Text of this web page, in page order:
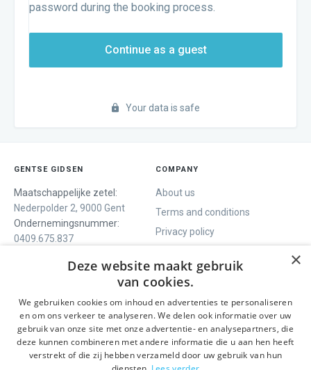
password during the booking process.
Continue as a guest
Your data is safe
GENTSE GIDSEN
Maatschappelijke zetel:
Nederpolder 2, 9000 Gent
Ondernemingsnummer:
0409.675.837
COMPANY
About us
Terms and conditions
Privacy policy
WE OFFER
Guided tours
One day tour
SOCIALS
Facebook
Instagram
LinkedIn
×
Deze website maakt gebruik
van cookies.
We gebruiken cookies om inhoud en advertenties te personaliseren
en om ons verkeer te analyseren. We delen ook informatie over uw
gebruik van onze site met onze advertentie- en analysepartners, die
deze kunnen combineren met andere informatie die u aan hen heeft
verstrekt of die zij hebben verzameld door uw gebruik van hun